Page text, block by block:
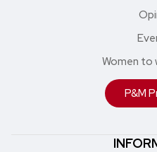
Women to
P&M